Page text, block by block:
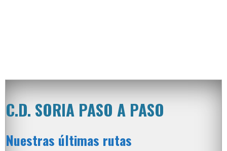
C.D. SORIA PASO A PASO
Nuestras últimas rutas